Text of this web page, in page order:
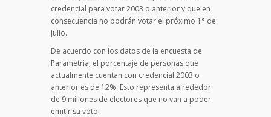
credencial para votar 2003 o anterior y que en
consecuencia no podrán votar el próximo 1° de
julio.
De acuerdo con los datos de la encuesta de
Parametría, el porcentaje de personas que
actualmente cuentan con credencial 2003 o
anterior es de 12%. Esto representa alrededor
de 9 millones de electores que no van a poder
emitir su voto.